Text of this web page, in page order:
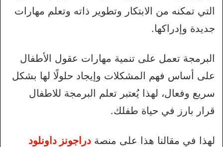
التي تمكنه من الابتكار وتطوير ذاته وتعلم مهارات
جديدة وإدراكها.
البرمجة تعمل على تنمية مهارات عقول الأطفال
على أساس فهم المشكلات وإيجاد حلولًا لها بشكل
سريع وفعال، لهذا يُعتبر تعلم البرمجة للاطفال
قرار بارز في حياة طفلك.
لهذا في مقالنا هذا على منصة دراجونز داونلود